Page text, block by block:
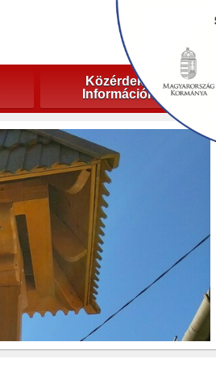
Közérdekű
Információk